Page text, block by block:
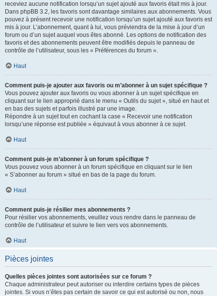
receviez aucune notification lorsqu’un sujet ajouté aux favoris était mis à jour.
Dans phpBB 3.2, les favoris sont davantage similaires aux abonnements. Vous
pouvez à présent recevoir une notification lorsqu’un sujet ajouté aux favoris est
mis à jour. L’abonnement, quant à lui, vous préviendra de la mise à jour d’un
forum ou d’un sujet auquel vous êtes abonné. Les options de notification des
favoris et des abonnements peuvent être modifiés depuis le panneau de
contrôle de l’utilisateur, sous les « Préférences du forum ».
Haut
Comment puis-je ajouter aux favoris ou m’abonner à un sujet spécifique ?
Vous pouvez ajouter aux favoris ou vous abonner à un sujet spécifique en
cliquant sur le lien approprié dans le menu « Outils du sujet », situé en haut et
en bas des sujets et parfois illustré par une image.
Répondre à un sujet tout en cochant la case « Recevoir une notification
lorsqu’une réponse est publiée » équivaut à vous abonner à ce sujet.
Haut
Comment puis-je m’abonner à un forum spécifique ?
Vous pouvez vous abonner à un forum spécifique en cliquant sur le lien
« S’abonner au forum » situé en bas de la page du forum.
Haut
Comment puis-je résilier mes abonnements ?
Pour résilier vos abonnements, veuillez vous rendre dans le panneau de
contrôle de l’utilisateur et suivre le lien vers vos abonnements.
Haut
Pièces jointes
Quelles pièces jointes sont autorisées sur ce forum ?
Chaque administrateur peut autoriser ou interdire certains types de pièces
jointes. Si vous n’êtes pas certain de savoir ce qui est autorisé ou non, nous